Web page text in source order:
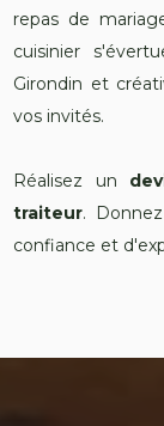
repas de
cuisinier
Girondin et
vos invités.
Réalisez un
traiteur.
confiance et